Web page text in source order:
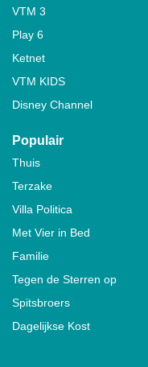
VTM 3
Play 6
Ketnet
VTM KIDS
Disney Channel
Populair
Thuis
Terzake
Villa Politica
Met Vier in Bed
Familie
Tegen de Sterren op
Spitsbroers
Dagelijkse Kost